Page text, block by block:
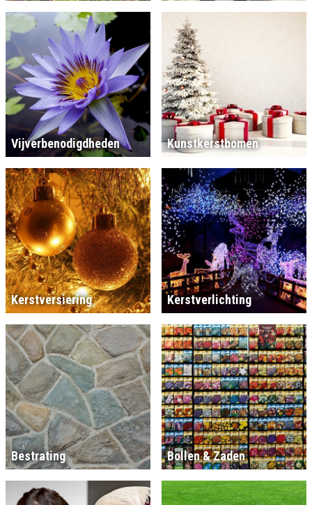
Vijverbenodigdheden Kunstkerstbomen
Kerstversiering Kerstverlichting
Bestrating Bollen & Zaden